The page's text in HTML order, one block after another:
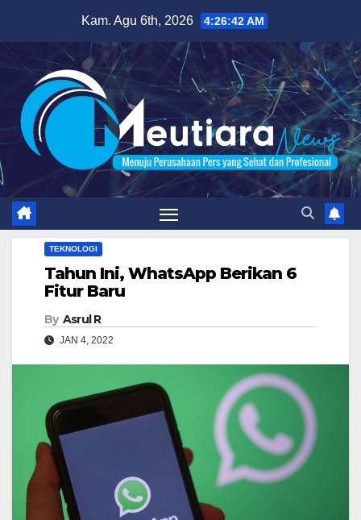
content
Kam. Agu 6th, 2026 4:26:43 AM
TEKNOLOGI
Tahun Ini, WhatsApp Berikan 6
Fitur Baru
By Asrul R
JAN 4, 2022